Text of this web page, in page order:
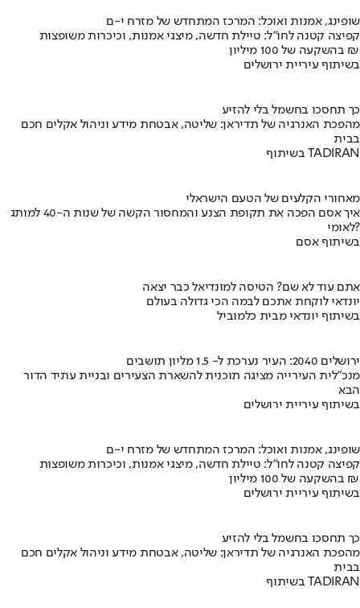
שופינג, אמנות ואוכל: המרכז המתחדש של מזרח י-ם
קפיצה קטנה לחו"ל: טיילת חדשה, מיצגי אמנות, וכיכרות משופצות
בהשקעה של 100 מיליון ₪
בשיתוף עיריית ירושלים
כך תחסכו בחשמל בלי להזיע
מהפכת האנרגיה של תדיראן: שליטה, אבטחת מידע וניהול אקלים חכם
בבית
בשיתוף TADIRAN
מאחורי הקלעים של הטעם הישראלי
איך אסם הפכה את תקופת הצנע והמחסור הקשה של שנות ה-40 למותג
לאומי?
בשיתוף אסם
אתם עוד לא שם? הטיסה למונדיאל כבר יצאה
יונדאי לוקחת אתכם לבמה הכי גדולה בעולם
בשיתוף יונדאי מבית כלמוביל
ירושלים 2040: העיר נערכת ל- 1.5 מליון תושבים
מנכ"לית העירייה מציגה תוכנית להשארת הצעירים ובניית עתיד הדור
הבא
בשיתוף עיריית ירושלים
שופינג, אמנות ואוכל: המרכז המתחדש של מזרח י-ם
קפיצה קטנה לחו"ל: טיילת חדשה, מיצגי אמנות, וכיכרות משופצות
בהשקעה של 100 מיליון ₪
בשיתוף עיריית ירושלים
כך תחסכו בחשמל בלי להזיע
מהפכת האנרגיה של תדיראן: שליטה, אבטחת מידע וניהול אקלים חכם
בבית
בשיתוף TADIRAN